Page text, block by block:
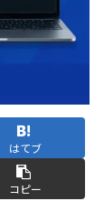
はてブ
コピー